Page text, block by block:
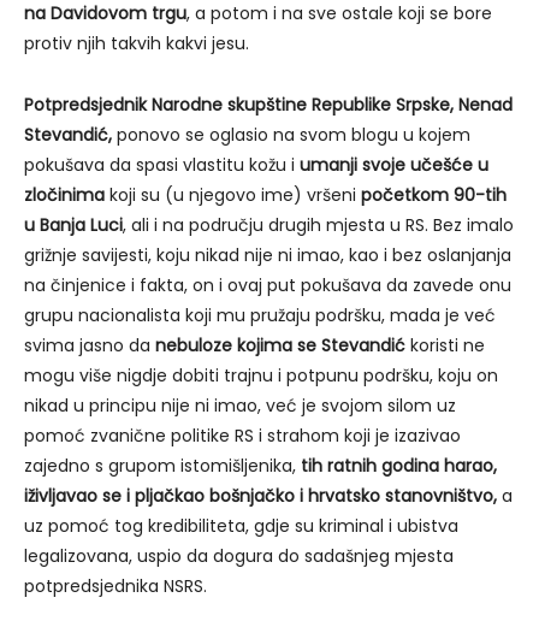
na Davidovom trgu, a potom i na sve ostale koji se bore
protiv njih takvih kakvi jesu.
Potpredsjednik Narodne skupštine Republike Srpske, Nenad
Stevandić, ponovo se oglasio na svom blogu u kojem
pokušava da spasi vlastitu kožu i umanji svoje učešće u
zločinima koji su (u njegovo ime) vršeni početkom 90-tih
u Banja Luci, ali i na području drugih mjesta u RS. Bez imalo
grižnje savijesti, koju nikad nije ni imao, kao i bez oslanjanja
na činjenice i fakta, on i ovaj put pokušava da zavede onu
grupu nacionalista koji mu pružaju podršku, mada je već
svima jasno da nebuloze kojima se Stevandić koristi ne
mogu više nigdje dobiti trajnu i potpunu podršku, koju on
nikad u principu nije ni imao, već je svojom silom uz
pomoć zvanične politike RS i strahom koji je izazivao
zajedno s grupom istomišljenika, tih ratnih godina harao,
iživljavao se i pljačkao bošnjačko i hrvatsko stanovništvo, a
uz pomoć tog kredibiliteta, gdje su kriminal i ubistva
legalizovana, uspio da dogura do sadašnjeg mjesta
potpredsjednika NSRS.